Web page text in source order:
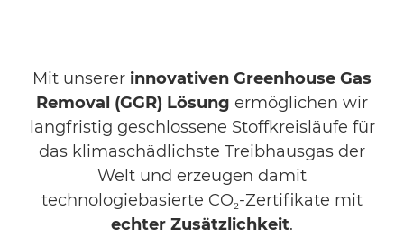
Mit unserer innovativen Greenhouse Gas
Removal (GGR) Lösung ermöglichen wir
langfristig geschlossene Stoffkreisläufe für
das klimaschädlichste Treibhausgas der
Welt und erzeugen damit
technologiebasierte CO₂-Zertifikate mit
echter Zusätzlichkeit.